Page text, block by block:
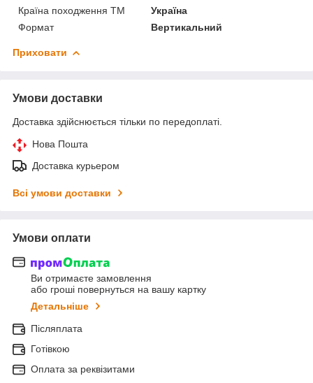
Країна походження ТМ
Україна
Формат
Вертикальний
Приховати
Умови доставки
Доставка здійснюється тільки по передоплаті.
Нова Пошта
Доставка курьером
Всі умови доставки
Умови оплати
Ви отримаєте замовлення
або гроші повернуться на вашу картку
Детальніше
Післяплата
Готівкою
Оплата за реквізитами